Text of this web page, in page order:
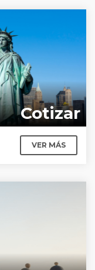
Cotizar
VER MÁS